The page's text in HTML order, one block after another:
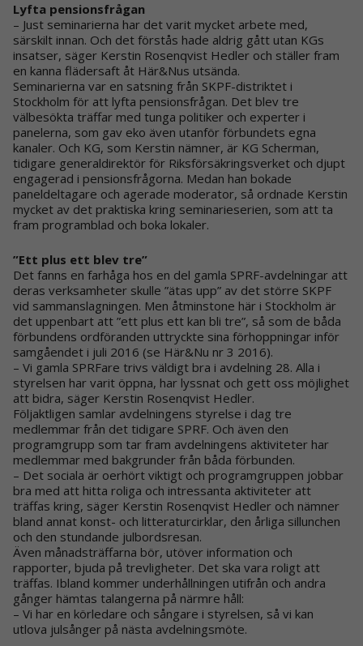
Lyfta pensionsfrågan
– Just seminarierna har det varit mycket arbete med,
särskilt innan. Och det förstås hade aldrig gått utan KGs
insatser, säger Kerstin Rosenqvist Hedler och ställer fram
en kanna flädersaft åt Här&Nus utsända.
Seminarierna var en satsning från SKPF-distriktet i
Stockholm för att lyfta pensionsfrågan. Det blev tre
välbesökta träffar med tunga politiker och experter i
panelerna, som gav eko även utanför förbundets egna
kanaler. Och KG, som Kerstin nämner, är KG Scherman,
tidigare generaldirektör för Riksförsäkringsverket och djupt
engagerad i pensionsfrågorna. Medan han bokade
paneldeltagare och agerade moderator, så ordnade Kerstin
mycket av det praktiska kring seminarieserien, som att ta
fram programblad och boka lokaler.
”Ett plus ett blev tre”
Det fanns en farhåga hos en del gamla SPRF-avdelningar att
deras verksamheter skulle ”ätas upp” av det större SKPF
vid sammanslagningen. Men åtminstone här i Stockholm är
det uppenbart att ”ett plus ett kan bli tre”, så som de båda
förbundens ordföranden uttryckte sina förhoppningar inför
samgåendet i juli 2016 (se Här&Nu nr 3 2016).
– Vi gamla SPRFare trivs väldigt bra i avdelning 28. Alla i
styrelsen har varit öppna, har lyssnat och gett oss möjlighet
att bidra, säger Kerstin Rosenqvist Hedler.
Följaktligen samlar avdelningens styrelse i dag tre
medlemmar från det tidigare SPRF. Och även den
programgrupp som tar fram avdelningens aktiviteter har
medlemmar med bakgrunder från båda förbunden.
– Det sociala är oerhört viktigt och programgruppen jobbar
bra med att hitta roliga och intressanta aktiviteter att
träffas kring, säger Kerstin Rosenqvist Hedler och nämner
bland annat konst- och litteraturcirklar, den årliga sillunchen
och den stundande julbordsresan.
Även månadsträffarna bör, utöver information och
rapporter, bjuda på trevligheter. Det ska vara roligt att
träffas. Ibland kommer underhållningen utifrån och andra
gånger hämtas talangerna på närmre håll:
– Vi har en körledare och sångare i styrelsen, så vi kan
utlova julsånger på nästa avdelningsmöte.